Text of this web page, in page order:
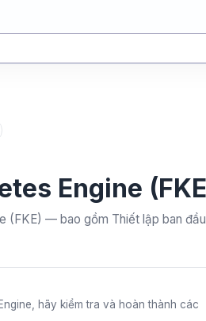
Engine
(FKE) — bao gồm Thiết lập ban
hãy kiểm tra và hoàn thành các